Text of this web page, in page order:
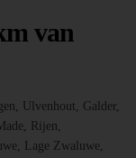
van
Ulvenhout, Galder,
Rijen,
Lage Zwaluwe,